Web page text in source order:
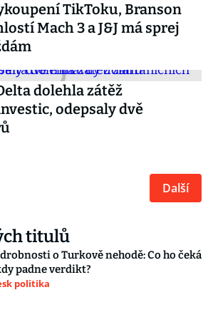
TikToku, Branson
Mach 3 a J&J má sprej
dolehla zátěž
odepsaly dvě
Další
titulů
o Turkově nehodě: Co ho čeká
padne verdikt?
politika